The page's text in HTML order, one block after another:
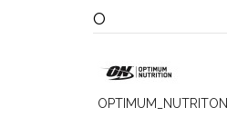
O
OPTIMUM_NUTRITON